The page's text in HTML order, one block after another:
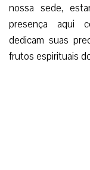
nossa sede,
presença aqui
dedicam suas
frutos espirituais